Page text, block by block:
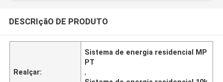
DESCRIçãO DE PRODUTO
Realçar:
Sistema de energia residencial MP
PT
,